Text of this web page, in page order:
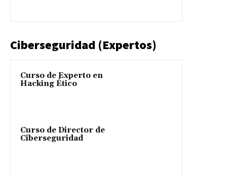
Ciberseguridad (Expertos)
Curso de Experto en
Hacking Ético
Curso de Director de
Ciberseguridad